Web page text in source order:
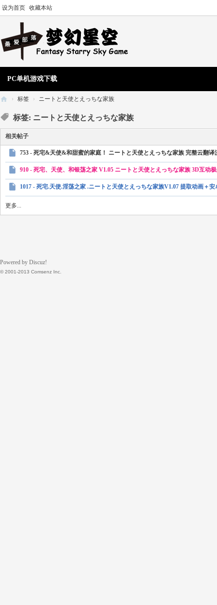
设为首页 收藏本站
PC单机游戏下载
梦
幻
星
游
› 标签 › ニートと天使とえっちな家族
标签: ニートと天使とえっちな家族
相关帖子
753 - 死宅&天使&和甜蜜的家庭！ ニートと天使とえっちな家族 完整云翻译
910 - 死宅、天使、和银荡之家 V1.05 ニートと天使とえっちな家族 3D互动
1017 - 死宅.天使.淫荡之家 .ニートと天使とえっちな家族V1.07 提取动画＋
更多...
Powered by Discuz!
© 2001-2013 Comsenz Inc.